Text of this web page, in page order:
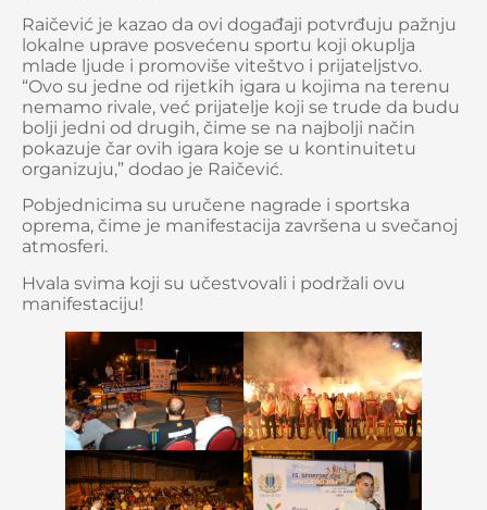
Raičević je kazao da ovi događaji potvrđuju pažnju
lokalne uprave posvećenu sportu koji okuplja
mlade ljude i promoviše viteštvo i prijateljstvo.
“Ovo su jedne od rijetkih igara u kojima na terenu
nemamo rivale, već prijatelje koji se trude da budu
bolji jedni od drugih, čime se na najbolji način
pokazuje čar ovih igara koje se u kontinuitetu
organizuju,” dodao je Raičević.
Pobjednicima su uručene nagrade i sportska
oprema, čime je manifestacija završena u svečanoj
atmosferi.
Hvala svima koji su učestvovali i podržali ovu
manifestaciju!